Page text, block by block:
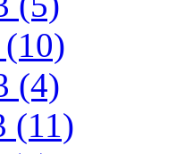
(4)
(11)